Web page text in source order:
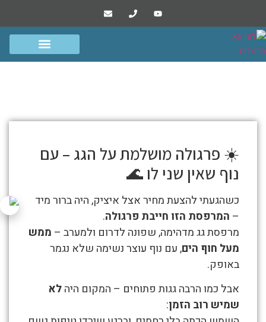
מטה
מספרות
את
סיפור
איציק
תל
אביב
קומה
גבוהה
☀️ פרגולה מושלמת על הגג – עם
נוף שאין שני לו 🌊
כשהגעתי להצעת מחיר אצל איציק, היה ברור מיד
– המרפסת הזו חייבת פרגולה.
מרפסת גג מדהימה, שפונה לדרום ולמערב – ממש
מעל חוף הים, עם נוף עוצר נשימה שלא נגמר
באופק.
אבל כמו הרבה גגות פתוחים – המקום היהלא
שמיש רוב הזמן: